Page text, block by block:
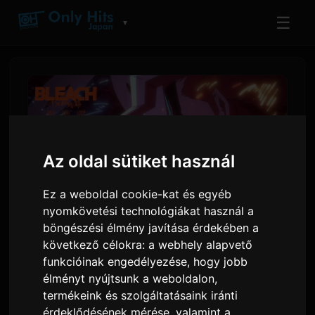
Az oldal sütiket használ
Ez a weboldal cookie-kat és egyéb
nyomkövetési technológiákat használ a
böngészési élmény javítása érdekében a
következő célokra:a webhely alapvető
funkcióinak engedélyezése, hogy jobb
élményt nyújtsunk a weboldalon,
termékeink és szolgáltatásaink iránti
érdeklődésének mérése, valamint a
▼ ☰
BLEACH Véges Szakasz PV
bemutatja 9Lana 'Rasen'
zárótémáját